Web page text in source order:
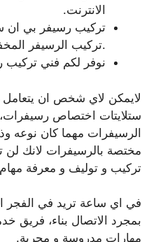
الانترنت.
تركيب رسيفر بي ان
تركيب الرسيفر المخفي: هذا النوع من الرسيفر خاص بالشاشة ذات نوعية بلازما.
نوفر لكم فني تركيب
لايمكن لاي شخص ان يتعامل
ستلايتات اختصاص
الرسيفرات مهما كان نوعه
مختصة بالرسيفرات لانك لن
تركيب و توليف و معرفة مهام
في اي ساعة تريد في الفجر
بمجرد الاتصال بناء، فريق
مهارات مدروسة و مجربة.